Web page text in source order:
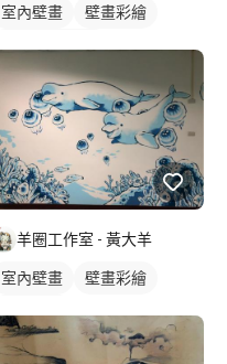
室內壁畫
壁畫彩繪
風景/植物壁畫
羊圈工作室 - 黃大羊
室內壁畫
壁畫彩繪